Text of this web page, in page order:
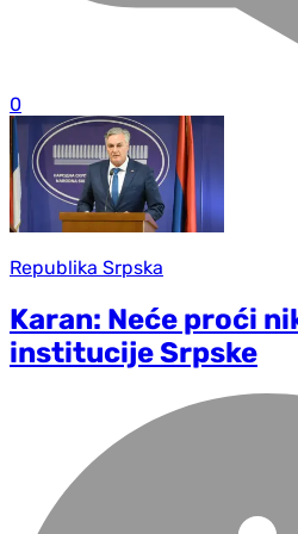
0
Republika Srpska
Karan: Neće proći
institucije Srpske